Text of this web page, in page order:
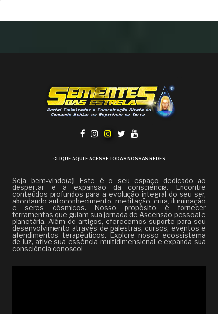
CLIQUE AQUI E ACESSE TODAS NOSSAS REDES
Seja bem-vindo(a)! Este é o seu espaço dedicado ao
despertar e à expansão da consciência. Encontre
conteúdos profundos para a evolução integral do seu ser,
abordando autoconhecimento, meditação, cura, iluminação
e seres cósmicos. Nosso propósito é fornecer
ferramentas que guiam sua jornada de Ascensão pessoal e
planetária. Além de artigos, oferecemos suporte para seu
desenvolvimento através de palestras, cursos, eventos e
atendimentos terapêuticos. Explore nosso ecossistema
de luz, ative sua essência multidimensional e expanda sua
consciência conosco!